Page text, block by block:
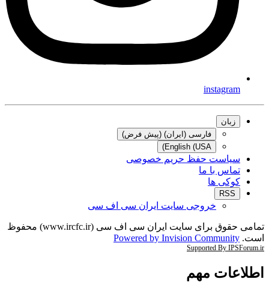
instagram
زبان
فارسی (ایران) (پیش فرض)
English (USA)
سیاست حفظ حریم خصوصی
تماس با ما
کوکی ها
RSS
خروجی سایت ایران سی اف سی
تمامی حقوق برای سایت ایران سی اف سی (www.ircfc.ir) محفوظ
است. Powered by Invision Community
Supported By IPSForum.ir
اطلاعات مهم